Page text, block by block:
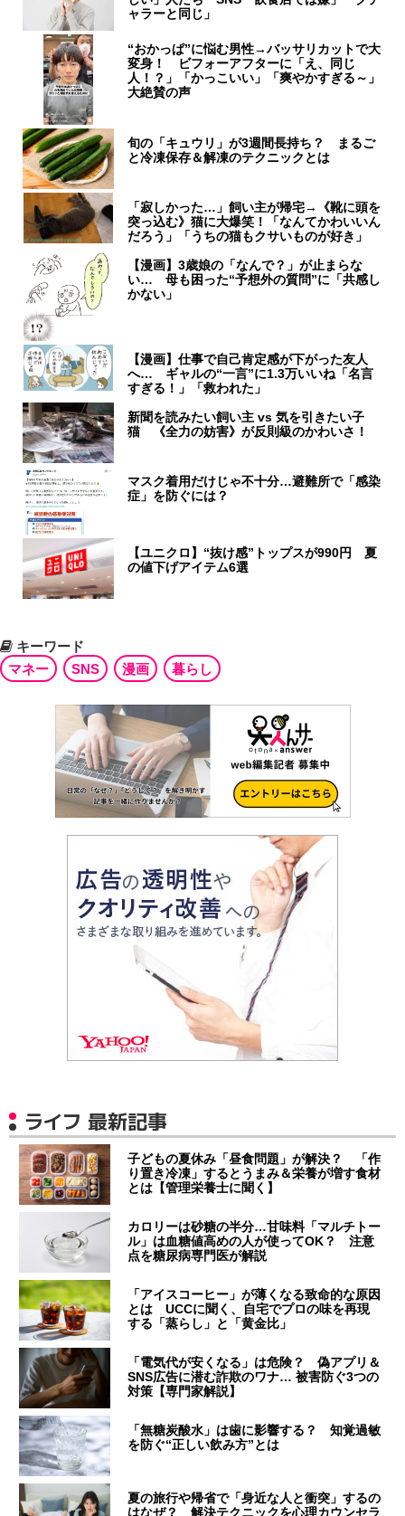
ャラーと同じ」
“おかっぱ”に悩む男性→バッサリカットで大
変身！ ビフォーアフターに「え、同じ
人！？」「かっこいい」「爽やかすぎる～」
大絶賛の声
旬の「キュウリ」が3週間長持ち？ まるご
と冷凍保存＆解凍のテクニックとは
「寂しかった…」飼い主が帰宅→《靴に頭を
突っ込む》猫に大爆笑！「なんてかわいいん
だろう」「うちの猫もクサいものが好き」
【漫画】3歳娘の「なんで？」が止まらな
い… 母も困った“予想外の質問”に「共感し
かない」
【漫画】仕事で自己肯定感が下がった友人
へ… ギャルの“一言”に1.3万いいね「名言
すぎる！」「救われた」
新聞を読みたい飼い主 vs 気を引きたい子
猫 《全力の妨害》が反則級のかわいさ！
マスク着用だけじゃ不十分…避難所で「感染
症」を防ぐには？
【ユニクロ】“抜け感”トップスが990円 夏
の値下げアイテム6選
キーワード
マネー
SNS 漫画 暮らし
ライフ 最新記事
子どもの夏休み「昼食問題」が解決？ 「作
り置き冷凍」するとうまみ＆栄養が増す食材
とは【管理栄養士に聞く】
カロリーは砂糖の半分…甘味料「マルチトー
ル」は血糖値高めの人が使ってOK？ 注意
点を糖尿病専門医が解説
「アイスコーヒー」が薄くなる致命的な原因
とは UCCに聞く、自宅でプロの味を再現
する「蒸らし」と「黄金比」
「電気代が安くなる」は危険？ 偽アプリ＆
SNS広告に潜む詐欺のワナ… 被害防ぐ3つの
対策【専門家解説】
「無糖炭酸水」は歯に影響する？ 知覚過敏
を防ぐ“正しい飲み方”とは
夏の旅行や帰省で「身近な人と衝突」するの
はなぜ？ 解決テクニックを心理カウンセラ